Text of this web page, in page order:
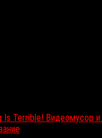
Is Terrible! Видеомусор и